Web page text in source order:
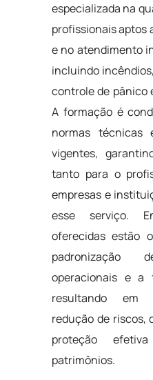
especializada na
profissionais aptos
e no atendimento
incluindo
controle de pânico
A formação é
normas técnicas
vigentes,
tanto para o
empresas e
esse serviço.
oferecidas estão
padronização
operacionais e a
resultando em
redução de riscos,
proteção
patrimônios.